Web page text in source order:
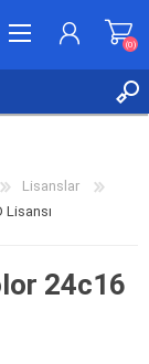
(0)
Lisanslar
24c16